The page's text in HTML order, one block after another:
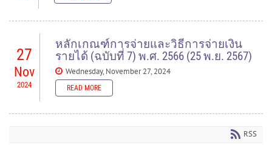
27
Nov
2024
หลักเกณฑ์การจ่ายและวิธีการจ่ายเงิน
รายได้ (ฉบับที่ 7) พ.ศ. 2566 (25 พ.ย. 2567)
Wednesday, November 27, 2024
READ MORE
READ MORE
RSS